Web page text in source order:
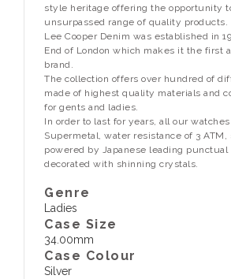
style heritage offering the opportunity
unsurpassed range of quality products.
Lee Cooper Denim was established in
End of London which makes it the first
brand.
The collection offers over hundred of
made of highest quality materials and
for gents and ladies.
In order to last for years, all our
Supermetal, water resistance of 3
powered by Japanese leading punctual
decorated with shinning crystals.
Genre
Ladies
Case Size
34.00mm
Case Colour
Silver